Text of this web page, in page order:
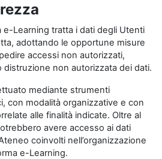
e-Learning tratta i dati degli Utenti
adottando le opportune misure
accessi non autorizzati,
distruzione non autorizzata dei dati.
mediante strumenti
con modalità organizzative e con
alle finalità indicate. Oltre al
avere accesso ai dati
coinvolti nell’organizzazione
e-Learning.